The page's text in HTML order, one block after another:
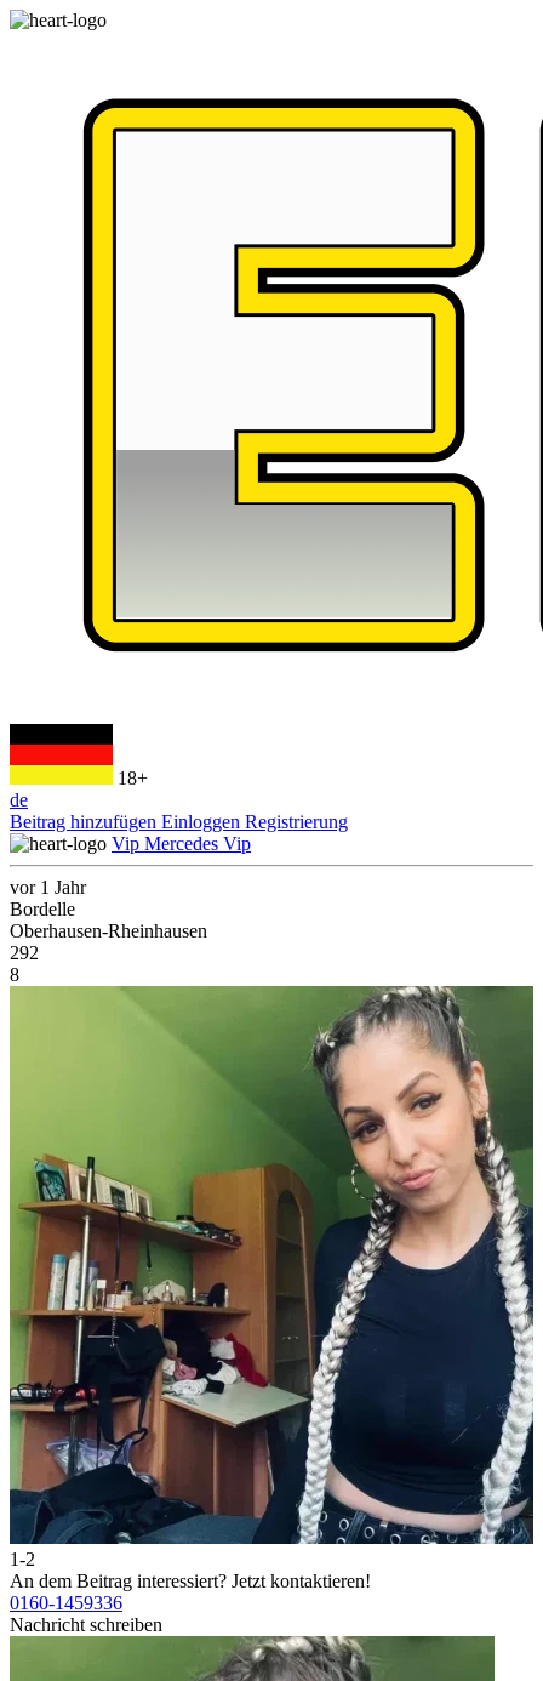
18+
de
Beitrag hinzufügen Einloggen Registrierung
Vip Mercedes Vip
vor 1 Jahr
Bordelle
Oberhausen-Rheinhausen
292
8
1-2
An dem Beitrag interessiert? Jetzt kontaktieren!
0160-1459336
Nachricht schreiben